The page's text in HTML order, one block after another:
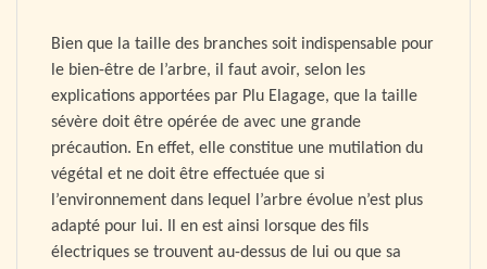
Bien que la taille des branches soit indispensable pour
le bien-être de l’arbre, il faut avoir, selon les
explications apportées par Plu Elagage, que la taille
sévère doit être opérée de avec une grande
précaution. En effet, elle constitue une mutilation du
végétal et ne doit être effectuée que si
l’environnement dans lequel l’arbre évolue n’est plus
adapté pour lui. Il en est ainsi lorsque des fils
électriques se trouvent au-dessus de lui ou que sa